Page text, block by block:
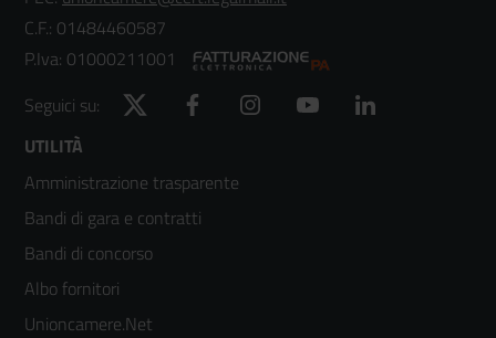
C.F.: 01484460587
P.Iva: 01000211001
Seguici su:
Twitter Facebook Instagram YouTube
Footer
menù
colonna
2
UTILITÀ
Amministrazione trasparente
Bandi di gara e contratti
Bandi di concorso
Albo fornitori
Unioncamere.Net